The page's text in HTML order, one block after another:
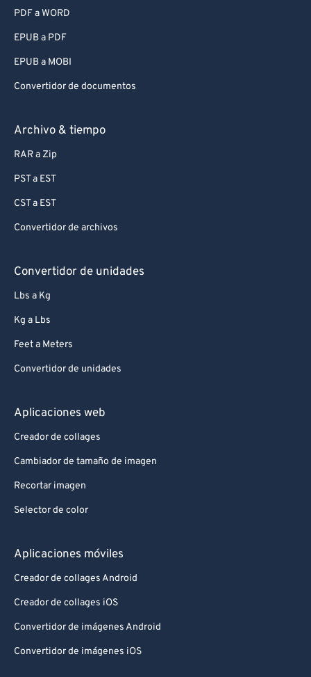
PDF a WORD
EPUB a PDF
EPUB a MOBI
Convertidor de documentos
Archivo & tiempo
RAR a Zip
PST a EST
CST a EST
Convertidor de archivos
Convertidor de unidades
Lbs a Kg
Kg a Lbs
Feet a Meters
Convertidor de unidades
Aplicaciones web
Creador de collages
Cambiador de tamaño de imagen
Recortar imagen
Selector de color
Aplicaciones móviles
Creador de collages Android
Creador de collages iOS
Convertidor de imágenes Android
Convertidor de imágenes iOS